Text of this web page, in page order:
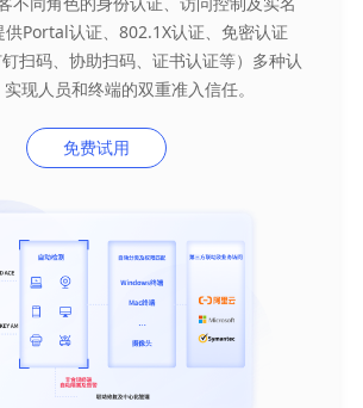
供Portal认证、802.1X认证、免密认证
钉扫码、协助扫码、证书认证等）多种认
现人员和终端的双重准入信任。
免费试用